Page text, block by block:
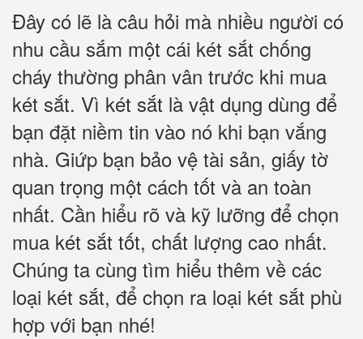
Đây có lẽ là câu hỏi mà nhiều người có
nhu cầu sắm một cái két sắt chống
cháy thường phân vân trước khi mua
két sắt. Vì két sắt là vật dụng dùng để
bạn đặt niềm tin vào nó khi bạn vắng
nhà. Giứp bạn bảo vệ tài sản, giấy tờ
quan trọng một cách tốt và an toàn
nhất. Cần hiểu rõ và kỹ lưỡng để chọn
mua két sắt tốt, chất lượng cao nhất.
Chúng ta cùng tìm hiểu thêm về các
loại két sắt, để chọn ra loại két sắt phù
hợp với bạn nhé!